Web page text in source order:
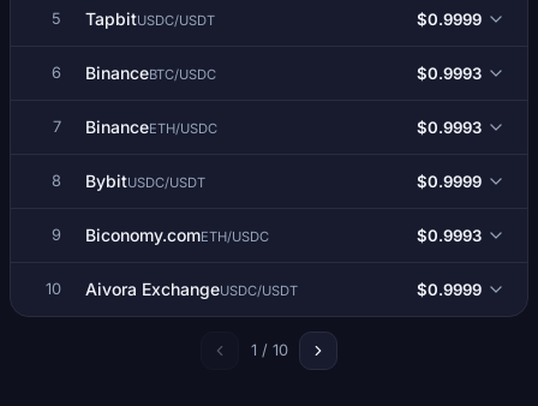
5 TapbitUSDC/USDT $0.9999
6 BinanceBTC/USDC $0.9993
7 BinanceETH/USDC $0.9993
8 BybitUSDC/USDT $0.9999
9 Biconomy.comETH/USDC $0.9993
10 Aivora ExchangeUSDC/USDT $0.9999
1 / 10